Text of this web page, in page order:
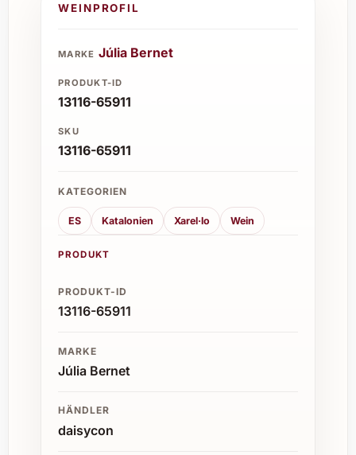
Caterings:Der unkomplizierte Genuss
verschiedene Geschmäcker anspricht.
WEINPROFIL
MARKE Júlia Bernet
PRODUKT-ID
13116-65911
SKU
13116-65911
KATEGORIEN
ES Katalonien Xarel·lo Wein
PRODUKT
PRODUKT-ID
13116-65911
MARKE
Júlia Bernet
HÄNDLER
daisycon